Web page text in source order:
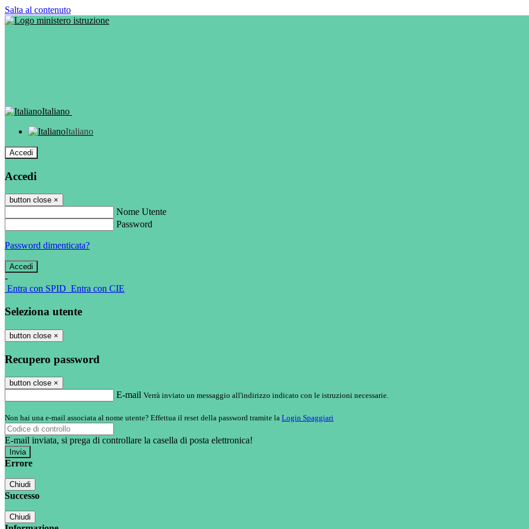
Salta al contenuto
Italiano
Italiano
Accedi
Accedi
button close ×
Nome Utente
Password
Password dimenticata?
-
Entra con SPID Entra con CIE
Seleziona utente
button close ×
Recupero password
button close ×
E-mail Verrà inviato un messaggio all'indirizzo indicato con le istruzioni necessarie.
Non hai una e-mail associata al nome utente? Effettua il reset della password tramite la Login Spaggiari
E-mail inviata, si prega di controllare la casella di posta elettronica!
Errore
Chiudi
Successo
Chiudi